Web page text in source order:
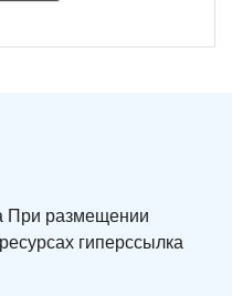
При размещении
гиперссылка